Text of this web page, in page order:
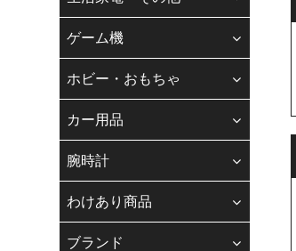
ゲーム機
ホビー・おもちゃ
カー用品
腕時計
わけあり商品
ブランド